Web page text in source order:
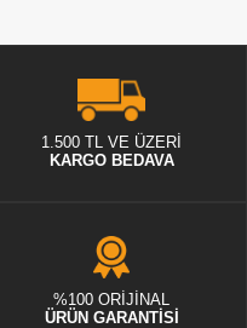
1.500 TL VE ÜZERİ
KARGO BEDAVA
%100 ORİJİNAL
ÜRÜN GARANTİSİ